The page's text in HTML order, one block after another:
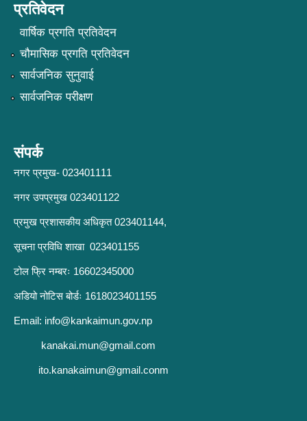
प्रतिवेदन
वार्षिक प्रगति प्रतिवेदन
चौमासिक प्रगति प्रतिवेदन
सार्वजनिक सुनुवाई
सार्वजनिक परीक्षण
संपर्क
नगर प्रमुख- 023401111
नगर उपप्रमुख 023401122
प्रमुख प्रशासकीय अधिकृत 023401144,
सूचना प्रविधि शाखा 023401155
टोल फ्रि नम्बरः 16602345000
अडियो नोटिस बोर्डः 1618023401155
Email: info@kankaimun.gov.np
kanakai.mun@gmail.com
ito.kanakaimun@gmail.conm